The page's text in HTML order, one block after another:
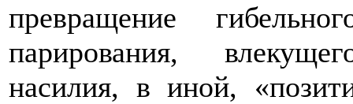
превращение
парирования,
насилия, в иной,